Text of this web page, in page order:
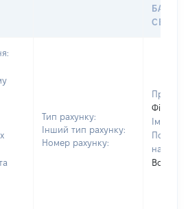
СЕЙФУ
Тип рахунку:
Інший тип рахунку:
Номер рахунку:
Фіщенко
Ім'я:
По